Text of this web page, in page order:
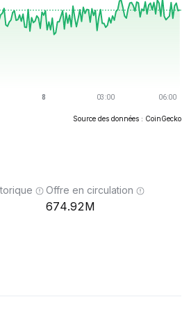
Source des données : CoinGecko
Offre en circulation
674.92M